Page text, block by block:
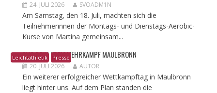
24. JULI 2026 SVOADM1N
Am Samstag, den 18. Juli, machten sich die
Teilnehmerinnen der Montags- und Dienstags-Aerobic-
Kurse von Martina gemeinsam...
Leichtathletik Presse
SVO BEIM KREISMEHRKAMPF MAULBRONN
20. JULI 2026 AUTOR
Ein weiterer erfolgreicher Wettkampftag in Maulbronn
liegt hinter uns. Auf dem Plan standen die